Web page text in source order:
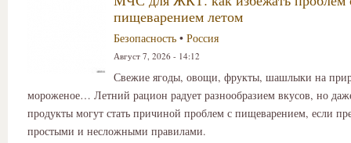
пищеварением летом
Безопасность • Россия
Август 7, 2026 - 14:12
Свежие ягоды, овощи, фрукты, шашлыки на
мороженое… Летний рацион радует разнообразием вкусов, но
продукты могут стать причиной проблем с пищеварением, если
простыми и несложными правилами.